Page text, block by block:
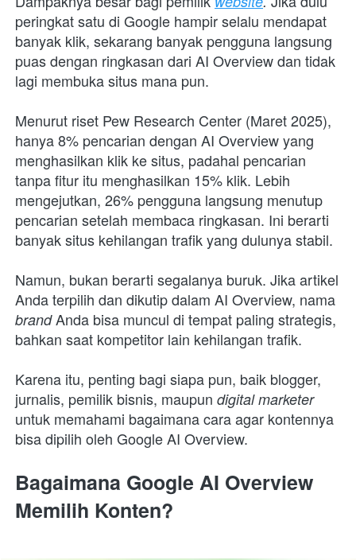
peringkat satu di Google hampir selalu mendapat
banyak klik, sekarang banyak pengguna langsung
puas dengan ringkasan dari AI Overview dan tidak
lagi membuka situs mana pun.
Menurut riset Pew Research Center (Maret 2025),
hanya 8% pencarian dengan AI Overview yang
menghasilkan klik ke situs, padahal pencarian
tanpa fitur itu menghasilkan 15% klik. Lebih
mengejutkan, 26% pengguna langsung menutup
pencarian setelah membaca ringkasan. Ini berarti
banyak situs kehilangan trafik yang dulunya stabil.
Namun, bukan berarti segalanya buruk. Jika artikel
brand Anda bisa muncul di tempat paling strategis,
bahkan saat kompetitor lain kehilangan trafik.
Karena itu, penting bagi siapa pun, baik blogger,
jurnalis, pemilik bisnis, maupun digital marketer
untuk memahami bagaimana cara agar kontennya
bisa dipilih oleh Google AI Overview.
Bagaimana Google AI Overview
Memilih Konten?